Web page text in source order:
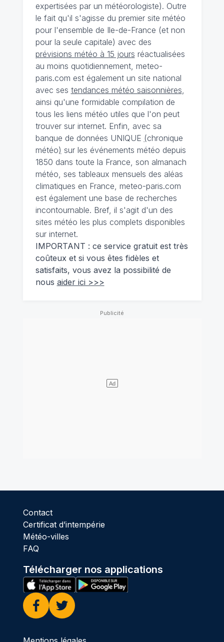
expertisées par un météorologiste). Outre
le fait qu'il s'agisse du premier site météo
pour l'ensemble de Ile-de-France (et non
pour la seule capitale) avec des
prévisions météo à 15 jours réactualisées
au moins quotidiennement, meteo-
paris.com est également un site national
avec ses tendances météo saisonnières
ainsi qu'une formidable compilation de
tous les liens météo utiles que l'on peut
trouver sur internet. Enfin, avec sa
banque de données UNIQUE (chronique
météo) sur les événements météo depuis
1850 dans toute la France, son almanach
météo, ses tableaux mensuels des aléas
climatiques en France, meteo-paris.com
est également une base de recherches
incontournable. Bref, il s'agit d'un des
sites météo les plus complets disponibles
sur internet.
IMPORTANT : ce service gratuit est très
coûteux et si vous êtes fidèles et
satisfaits, vous avez la possibilité de
nous aider ici >>>
Contact
Certificat d’intempérie
Météo-villes
FAQ
Télécharger nos applications
Facebook
Twitter